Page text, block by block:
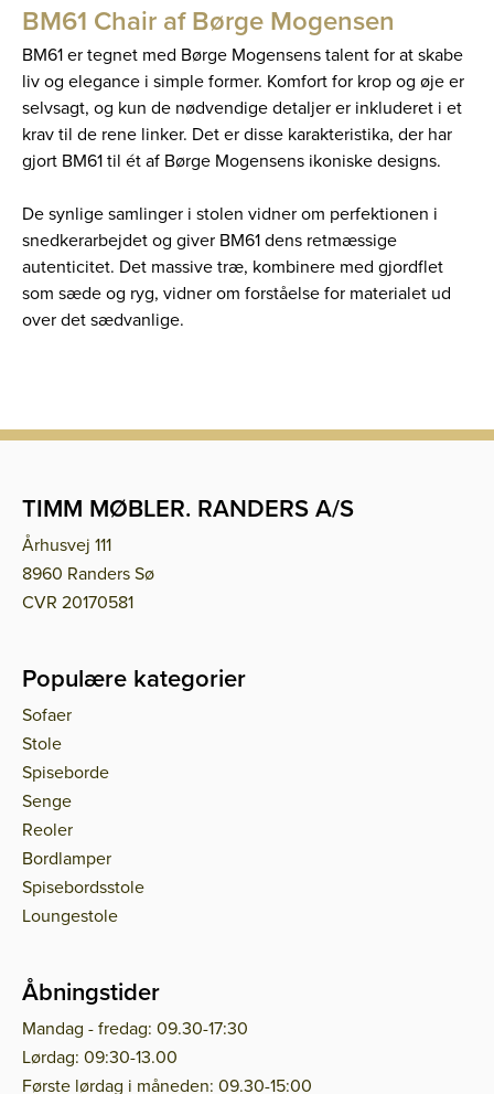
BM61 Chair af Børge Mogensen
BM61 er tegnet med Børge Mogensens talent for at skabe
liv og elegance i simple former. Komfort for krop og øje er
selvsagt, og kun de nødvendige detaljer er inkluderet i et
krav til de rene linker. Det er disse karakteristika, der har
gjort BM61 til ét af Børge Mogensens ikoniske designs.
De synlige samlinger i stolen vidner om perfektionen i
snedkerarbejdet og giver BM61 dens retmæssige
autenticitet. Det massive træ, kombinere med gjordflet
som sæde og ryg, vidner om forståelse for materialet ud
over det sædvanlige.
TIMM MØBLER. RANDERS A/S
Århusvej 111
8960 Randers Sø
CVR 20170581
Populære kategorier
Sofaer
Stole
Spiseborde
Senge
Reoler
Bordlamper
Spisebordsstole
Loungestole
Åbningstider
Mandag - fredag: 09.30-17:30
Lørdag: 09:30-13.00
Første lørdag i måneden: 09.30-15:00